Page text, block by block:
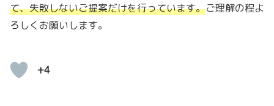
て、失敗しないご提案だけを行っています。ご理解の程よ
ろしくお願いします。
+4